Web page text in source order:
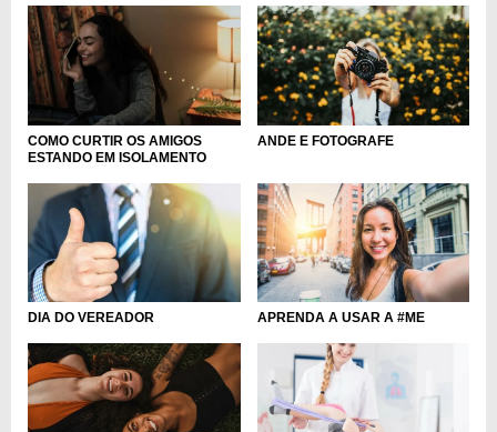
COMO CURTIR OS AMIGOS
ESTANDO EM ISOLAMENTO
ANDE E FOTOGRAFE
DIA DO VEREADOR APRENDA A USAR A #ME